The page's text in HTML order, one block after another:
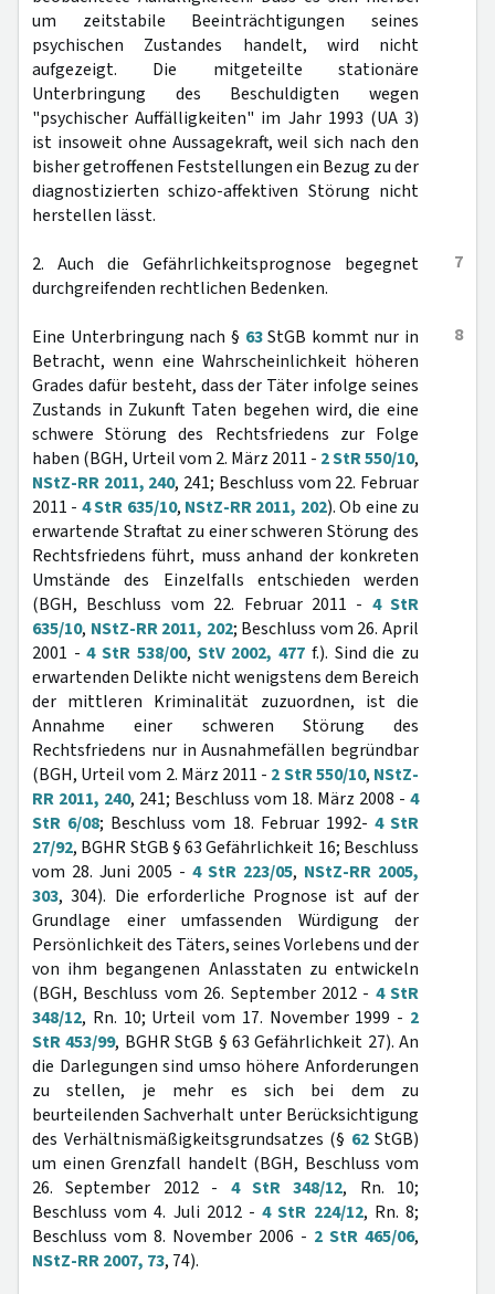
um zeitstabile Beeinträchtigungen seines
psychischen Zustandes handelt, wird nicht
aufgezeigt. Die mitgeteilte stationäre
Unterbringung des Beschuldigten wegen
"psychischer Auffälligkeiten" im Jahr 1993 (UA 3)
ist insoweit ohne Aussagekraft, weil sich nach den
bisher getroffenen Feststellungen ein Bezug zu der
diagnostizierten schizo-affektiven Störung nicht
herstellen lässt.
7
2. Auch die Gefährlichkeitsprognose begegnet
durchgreifenden rechtlichen Bedenken.
8
Eine Unterbringung nach § 63StGB kommt nur in
Betracht, wenn eine Wahrscheinlichkeit höheren
Grades dafür besteht, dass der Täter infolge seines
Zustands in Zukunft Taten begehen wird, die eine
schwere Störung des Rechtsfriedens zur Folge
haben (BGH, Urteil vom 2. März 2011 - 2 StR 550/10,
NStZ-RR 2011, 240, 241; Beschluss vom 22. Februar
2011 - 4 StR 635/10, NStZ-RR 2011, 202). Ob eine zu
erwartende Straftat zu einer schweren Störung des
Rechtsfriedens führt, muss anhand der konkreten
Umstände des Einzelfalls entschieden werden
(BGH, Beschluss vom 22. Februar 2011 - 4 StR
635/10, NStZ-RR 2011, 202; Beschluss vom 26. April
2001 -4 StR 538/00, StV 2002, 477 f.). Sind die zu
erwartenden Delikte nicht wenigstens dem Bereich
der mittleren Kriminalität zuzuordnen, ist die
Annahme einer schweren Störung des
Rechtsfriedens nur in Ausnahmefällen begründbar
(BGH, Urteil vom 2. März 2011 - 2 StR 550/10, NStZ-
RR 2011, 240, 241; Beschluss vom 18. März 2008 - 4
StR 6/08; Beschluss vom 18. Februar 1992- 4 StR
27/92, BGHR StGB § 63 Gefährlichkeit 16; Beschluss
vom 28. Juni 2005 - 4 StR 223/05, NStZ-RR 2005,
303, 304). Die erforderliche Prognose ist auf der
Grundlage einer umfassenden Würdigung der
Persönlichkeit des Täters, seines Vorlebens und der
von ihm begangenen Anlasstaten zu entwickeln
(BGH, Beschluss vom 26. September 2012 - 4 StR
348/12, Rn. 10; Urteil vom 17. November 1999 - 2
StR 453/99, BGHR StGB § 63 Gefährlichkeit 27). An
die Darlegungen sind umso höhere Anforderungen
zu stellen, je mehr es sich bei dem zu
beurteilenden Sachverhalt unter Berücksichtigung
des Verhältnismäßigkeitsgrundsatzes (§ 62StGB)
um einen Grenzfall handelt (BGH, Beschluss vom
26. September 2012 - 4 StR 348/12, Rn. 10;
Beschluss vom 4. Juli 2012 -4 StR 224/12, Rn. 8;
Beschluss vom 8. November 2006 - 2 StR 465/06,
NStZ-RR 2007, 73, 74).